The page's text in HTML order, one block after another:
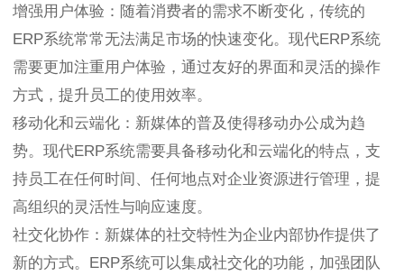
增强用户体验：随着消费者的需求不断变化，传统的
ERP系统常常无法满足市场的快速变化。现代ERP系统
需要更加注重用户体验，通过友好的界面和灵活的操作
方式，提升员工的使用效率。
移动化和云端化：新媒体的普及使得移动办公成为趋
势。现代ERP系统需要具备移动化和云端化的特点，支
持员工在任何时间、任何地点对企业资源进行管理，提
高组织的灵活性与响应速度。
社交化协作：新媒体的社交特性为企业内部协作提供了
新的方式。ERP系统可以集成社交化的功能，加强团队